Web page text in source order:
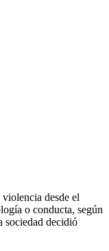
desde el
o conducta, según
sociedad decidió